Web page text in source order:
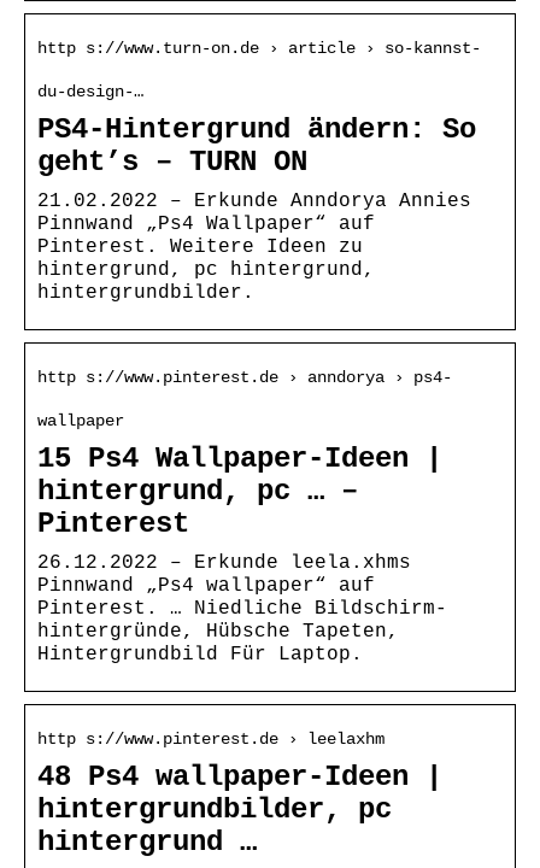
http s://www.turn-on.de › article › so-kannst-
du-design-…
PS4-Hintergrund ändern: So
geht’s – TURN ON
21.02.2022 – Erkunde Anndorya Annies
Pinnwand „Ps4 Wallpaper“ auf
Pinterest. Weitere Ideen zu
hintergrund, pc hintergrund,
hintergrundbilder.
http s://www.pinterest.de › anndorya › ps4-
wallpaper
15 Ps4 Wallpaper-Ideen |
hintergrund, pc … –
Pinterest
26.12.2022 – Erkunde leela.xhms
Pinnwand „Ps4 wallpaper“ auf
Pinterest. … Niedliche Bildschirm-
hintergründe, Hübsche Tapeten,
Hintergrundbild Für Laptop.
http s://www.pinterest.de › leelaxhm
48 Ps4 wallpaper-Ideen |
hintergrundbilder, pc
hintergrund …